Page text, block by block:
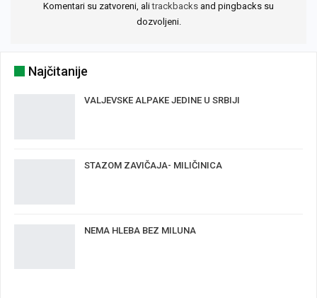
Komentari su zatvoreni, alitrackbacks and pingbacks su
dozvoljeni.
Najčitanije
VALJEVSKE ALPAKE JEDINE U SRBIJI
STAZOM ZAVIČAJA- MILIČINICA
NEMA HLEBA BEZ MILUNA